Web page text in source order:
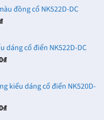
80,000₫
đến
đồng cổ NK522D-DC
Khoảng
80,000₫
đến
dáng cổ điển NK522D-DC
₫Khoảng
230,000₫
286,000₫
kiểu dáng cổ điển NK520D-
₫Khoảng